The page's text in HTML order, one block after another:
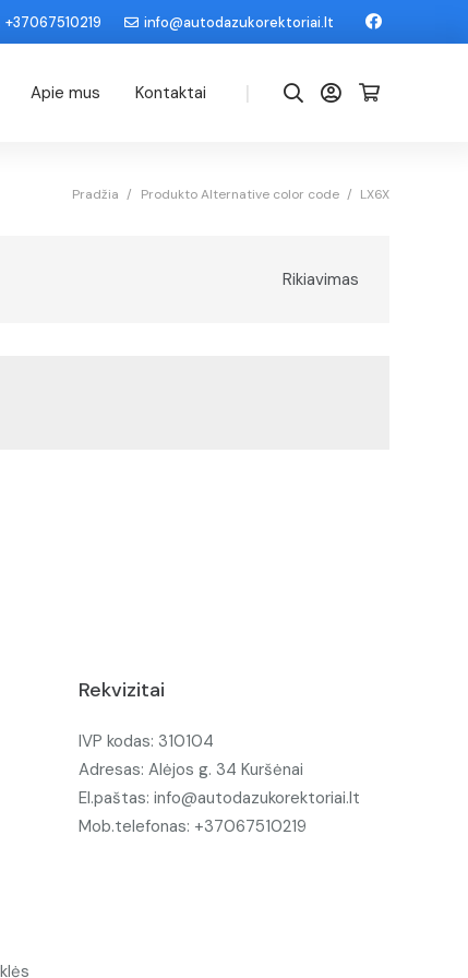
+37067510219 info@autodazukorektoriai.lt
Apie mus Kontaktai |
Pradžia / Produkto Alternative color code / LX6X
Rikiavimas
Rekvizitai
IVP kodas: 310104
Adresas: Alėjos g. 34 Kuršėnai
El.paštas: info@autodazukorektoriai.lt
Mob.telefonas: +37067510219